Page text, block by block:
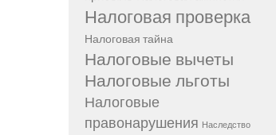
Налоговая проверка
Налоговая тайна
Налоговые вычеты
Налоговые льготы
Налоговые
правонарушения Наследство